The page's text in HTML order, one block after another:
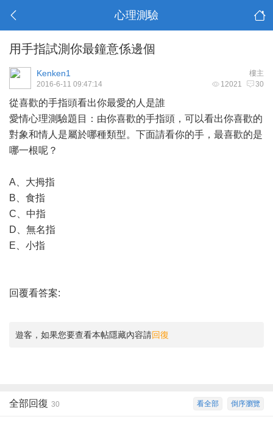
心理測驗
用手指試測你最鐘意係邊個
樓主
Kenken1
12021 30
2016-6-11 09:47:14
從喜歡的手指頭看出你最愛的人是誰
愛情心理測驗題目：由你喜歡的手指頭，可以看出你喜歡的
對象和情人是屬於哪種類型。下面請看你的手，最喜歡的是
哪一根呢？
A、大拇指
B、食指
C、中指
D、無名指
E、小指
回覆看答案:
遊客，如果您要查看本帖隱藏內容請回復
倒序瀏覽
看全部
全部回復 30